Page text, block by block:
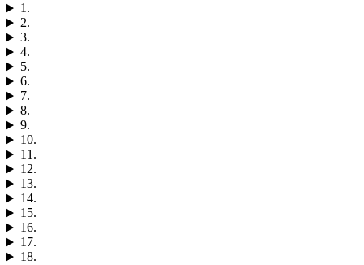
1.
2.
3.
4.
5.
6.
7.
8.
9.
10.
11.
12.
13.
14.
15.
16.
17.
18.